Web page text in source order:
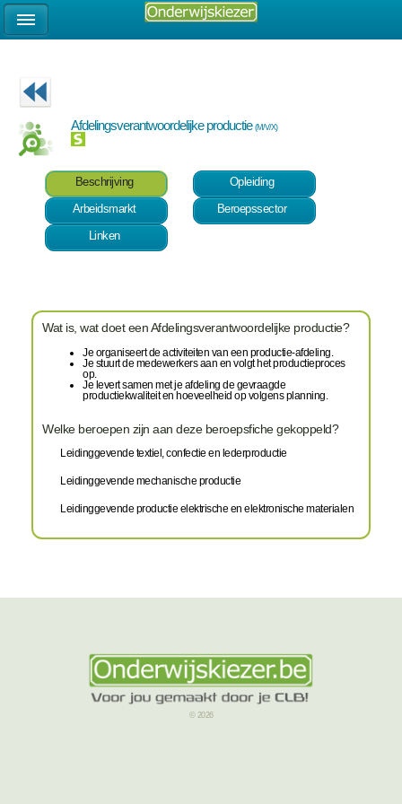
Afdelingsverantwoordelijke productie(M/V/X)
Beschrijving
Opleiding
Arbeidsmarkt
Beroepssector
Linken
Wat is, wat doet een Afdelingsverantwoordelijke productie?
Je organiseert de activiteiten van een productie-afdeling.
Je stuurt de medewerkers aan en volgt het productieproces
op.
Je levert samen met je afdeling de gevraagde
productiekwaliteit en hoeveelheid op volgens planning.
Welke beroepen zijn aan deze beroepsfiche gekoppeld?
Leidinggevende textiel, confectie en lederproductie
Leidinggevende mechanische productie
Leidinggevende productie elektrische en elektronische materialen
© 2026